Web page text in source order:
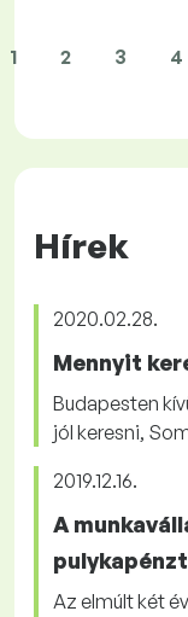
1 2 3 4
Hírek
2020.02.28.
Mennyit
Budapesten
jól keresni,
2019.12.16.
A
pulykapénzt
Az elmúlt két